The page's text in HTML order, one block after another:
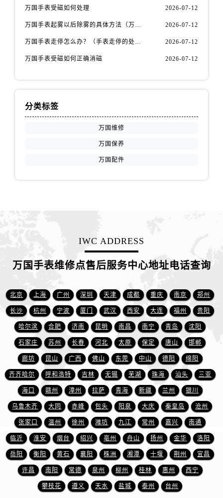
江苏省淮安市清江浦区淮海北路万国售后服务中心（需提前预约）
江苏省盐城市盐都区世纪大道5号盐城金融城写字楼1号楼16层1604室万国售后服务中心（需提前预约）
江苏省镇江市京口区中山东路万国售后服务中心（需提前预约）
江西省抚州市临川区赣东大道万国售后服务中心（需提前预约）
江西省赣州市章贡区文清路万国售后服务中心（需提前预约）
江西省吉安市吉州区井冈山大道万国售后服务中心（需提前预约）
江西省景德镇市珠山区珠山中路万国售后服务中心（需提前预约）
江西省九江市浔阳区浔阳路万国售后服务中心（需提前预约）
江西省南昌市红谷滩新区红谷中大道998号绿地双子塔（中央广场）A1座办公楼14层1407室万国售后服务中心（需提前预约）
江西省萍乡市安源区萍安北大道与康庄路交叉口万国售后服务中心（需提前预约）
江西省上饶市信州区滨江西路万国售后服务中心（需提前预约）
江西省新余市渝水区北湖西路万国售后服务中心（需提前预约）
江西省宜春市袁州区中山中路万国售后服务中心（需提前预约）
江西省鹰潭市月湖区胜利东路万国售后服务中心（需提前预约）
山东省德州市德城区东风中路万国售后服务中心（需提前预约）
山东省东营市东营区济南路万国售后服务中心（需提前预约）
万国手表受磁如何处理 2026-07-12
万国手表起雾以后除雾的具体方法（万国手表起雾解决办法） 2026-07-12
万国手表走停怎么办？（手表走停的处理方法） 2026-07-12
万国手表受磁如何正确消磁 2026-07-12
分类标签
万国维修
万国保养
万国配件
IWC ADDRESS
万国手表维修点售后服务中心地址电话查询
北京 上海 广州 深圳 天津 成都 重庆 南京 郑州
长沙 杭州 宁波 厦门 武汉 西安 大连 福州 贵阳
哈尔滨 合肥 济南 昆明 南昌 南宁 青岛 沈阳
石家庄 苏州 长春 河北 太原 保定 唐山 邯郸
廊坊 昆山 广西 佛山 东莞 中山 德阳 绵阳
齐齐哈尔 呼和浩特 吉林 无锡 芜湖 珠海 汕头 三亚
海口 赣州 漳州 拉萨 青海 新疆 兰州 银川
乌鲁木齐 大同 赤峰 包头 阳泉 大庆 秦皇岛 沧州
张家口 温州 徐州 潍坊 九江 常州 嘉兴 南通
临沂 淮安 烟台 绍兴 亳州 舟山 扬州 金华 洛阳
岳阳 衡阳 黄石 襄阳 株洲 湘潭 十堰 荆州 宜昌
许昌 南阳 常德 泉州 柳州 桂林 惠州 西宁
攀枝花 遵义 天水 盐城 泰州 台州